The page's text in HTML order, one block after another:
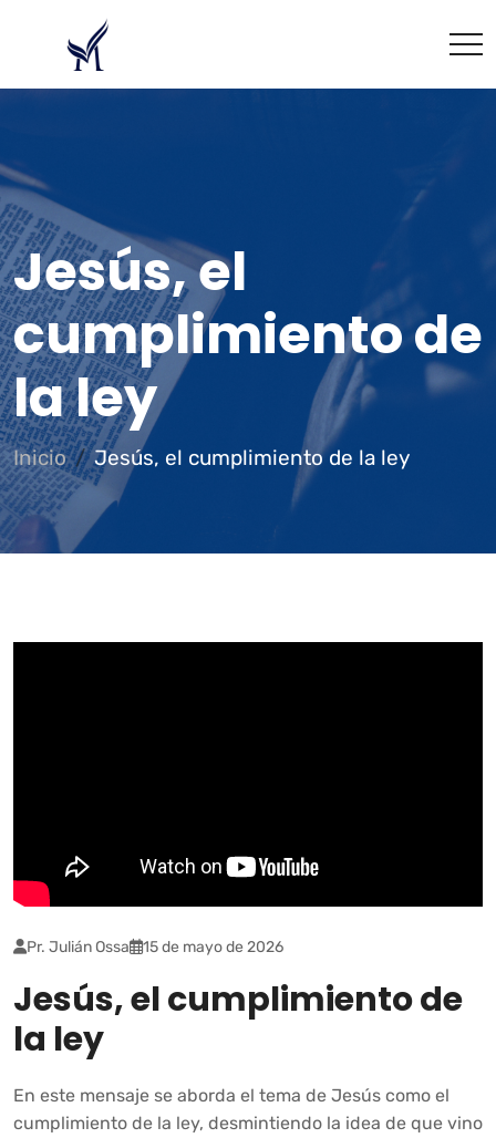
Jesús, el
cumplimiento de
la ley
Inicio Jesús, el cumplimiento de la ley
Pr. Julián Ossa 15 de mayo de 2026
Jesús, el cumplimiento de
la ley
En este mensaje se aborda el tema de Jesús como el
cumplimiento de la ley, desmintiendo la idea de que vino